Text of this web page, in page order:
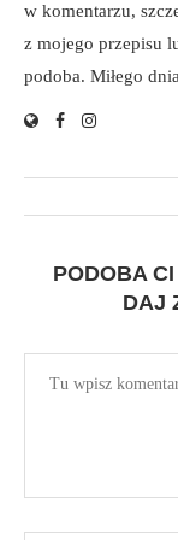
w komentarzu,
z mojego przepisu
podoba. Miłego
PODOBA
DAJ